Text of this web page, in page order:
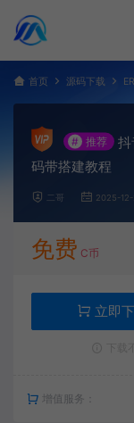
首页 源码下载
# 推荐
码带搭建教程
二哥 2025-
免费 C币
立即
增值服务：